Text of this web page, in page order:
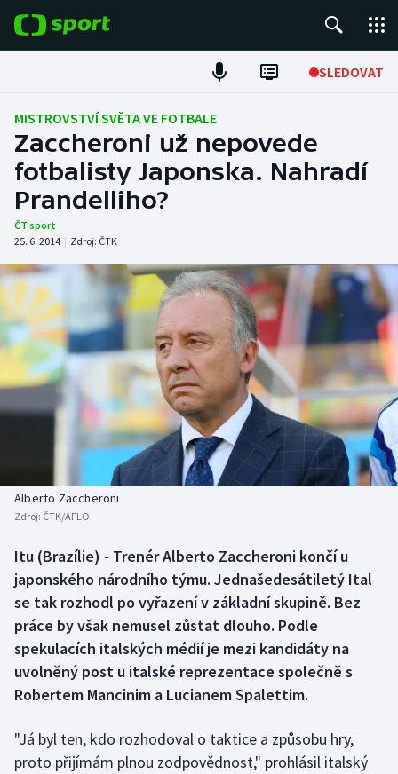
SLEDOVAT
Fotbal
Hokej
Tenis
Atletika
Cyklistika
DALŠÍ SPORTY
Americký fotbal
Baseball a softbal
Basketbal
Biatlon
Box
Curling
Dostihy
Futsal
NEPŘEHLÉDNĚTE
Soutěže
Historické návraty
Aplikace ČT sport
MISTROVSTVÍ SVĚTA VE FOTBALE
Zaccheroni už nepovede
fotbalisty Japonska. Nahradí
Prandelliho?
ČT sport
25. 6. 2014 | Zdroj: ČTK
Alberto Zaccheroni
Zdroj: ČTK/AFLO
Itu (Brazílie) - Trenér Alberto Zaccheroni končí u
japonského národního týmu. Jednašedesátiletý Ital
se tak rozhodl po vyřazení v základní skupině. Bez
práce by však nemusel zůstat dlouho. Podle
spekulacích italských médií je mezi kandidáty na
uvolněný post u italské reprezentace společně s
Robertem Mancinim a Lucianem Spalettim.
"Já byl ten, kdo rozhodoval o taktice a způsobu hry,
proto přijímám plnou zodpovědnost," prohlásil italský